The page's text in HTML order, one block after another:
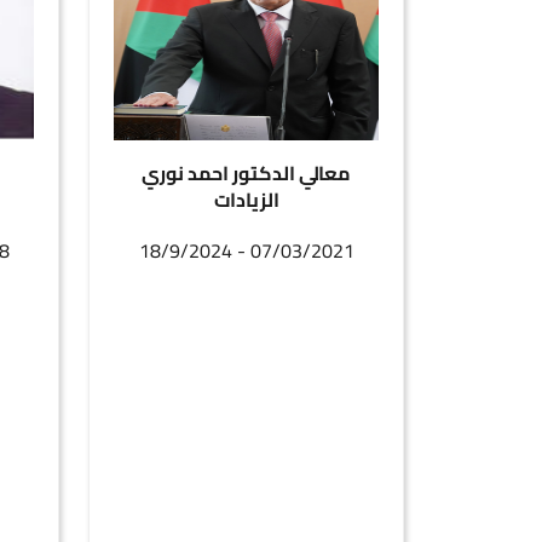
معالي الدكتور احمد نوري
الزيادات
07/03/2021 - 18/9/2024